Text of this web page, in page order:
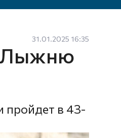
31.01.2025 16:35
пройдет в 43-